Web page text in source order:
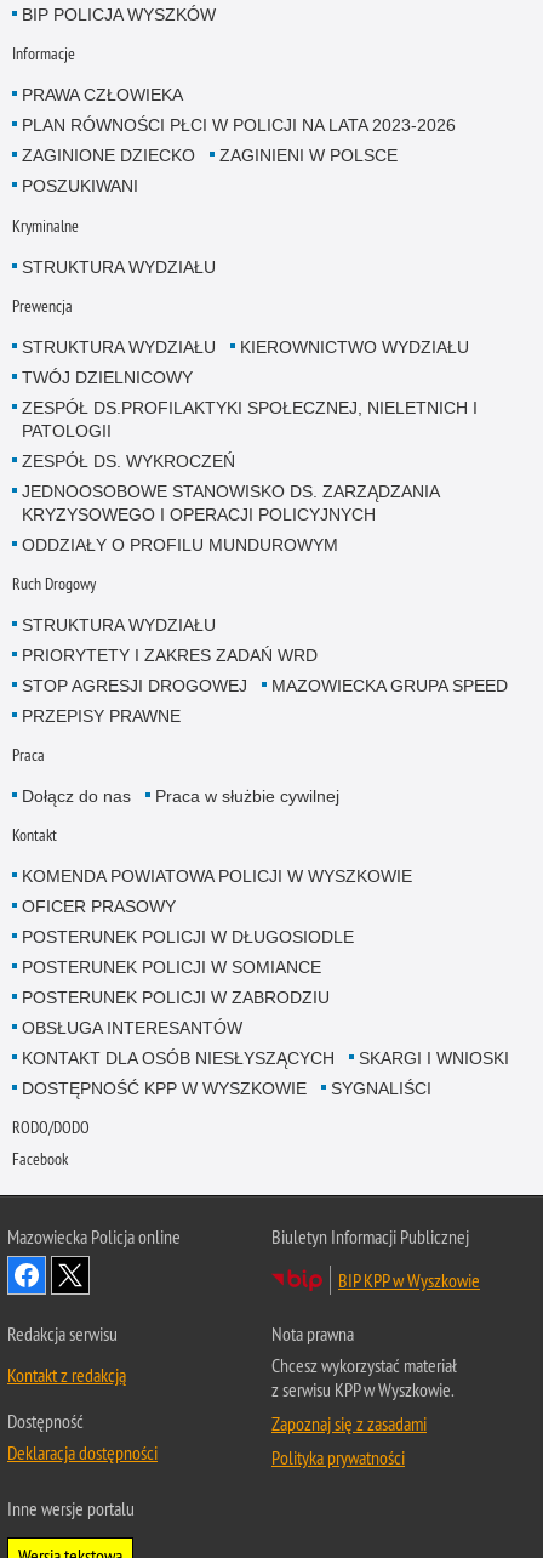
BIP POLICJA WYSZKÓW
Informacje
PRAWA CZŁOWIEKA
PLAN RÓWNOŚCI PŁCI W POLICJI NA LATA 2023-2026
ZAGINIONE DZIECKO
ZAGINIENI W POLSCE
POSZUKIWANI
Kryminalne
STRUKTURA WYDZIAŁU
Prewencja
STRUKTURA WYDZIAŁU
KIEROWNICTWO WYDZIAŁU
TWÓJ DZIELNICOWY
ZESPÓŁ DS.PROFILAKTYKI SPOŁECZNEJ, NIELETNICH I
PATOLOGII
ZESPÓŁ DS. WYKROCZEŃ
JEDNOOSOBOWE STANOWISKO DS. ZARZĄDZANIA
KRYZYSOWEGO I OPERACJI POLICYJNYCH
ODDZIAŁY O PROFILU MUNDUROWYM
Ruch Drogowy
STRUKTURA WYDZIAŁU
PRIORYTETY I ZAKRES ZADAŃ WRD
STOP AGRESJI DROGOWEJ
MAZOWIECKA GRUPA SPEED
PRZEPISY PRAWNE
Praca
Dołącz do nas Praca w służbie cywilnej
Kontakt
KOMENDA POWIATOWA POLICJI W WYSZKOWIE
OFICER PRASOWY
POSTERUNEK POLICJI W DŁUGOSIODLE
POSTERUNEK POLICJI W SOMIANCE
POSTERUNEK POLICJI W ZABRODZIU
OBSŁUGA INTERESANTÓW
KONTAKT DLA OSÓB NIESŁYSZĄCYCH
SKARGI I WNIOSKI
DOSTĘPNOŚĆ KPP W WYSZKOWIE
SYGNALIŚCI
RODO/DODO
Facebook
Mazowiecka Policja online
Biuletyn Informacji Publicznej
BIP KPP w Wyszkowie
Redakcja serwisu
Kontakt z redakcją
Dostępność
Deklaracja dostępności
Nota prawna
Chcesz wykorzystać materiał
z serwisu KPP w Wyszkowie.
Zapoznaj się z zasadami
Polityka prywatności
Inne wersje portalu